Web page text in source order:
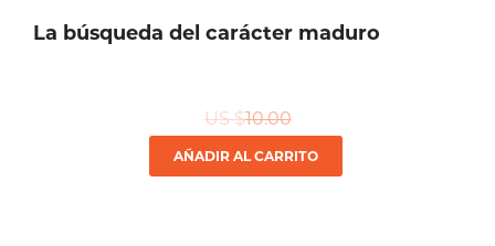
La búsqueda del carácter maduro
US $10.00
AÑADIR AL CARRITO